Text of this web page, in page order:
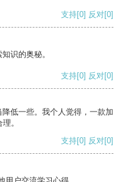
支持[0] 反对[0]
识的奥秘。
支持[0] 反对[0]
低一些。我个人觉得，一款加
。
支持[0] 反对[0]